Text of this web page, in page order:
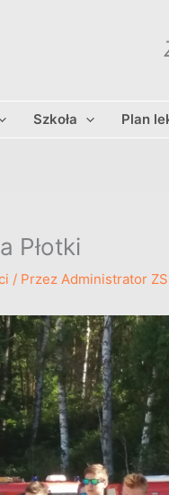
Szkoła Plan
Płotki
/ Przez Administrator